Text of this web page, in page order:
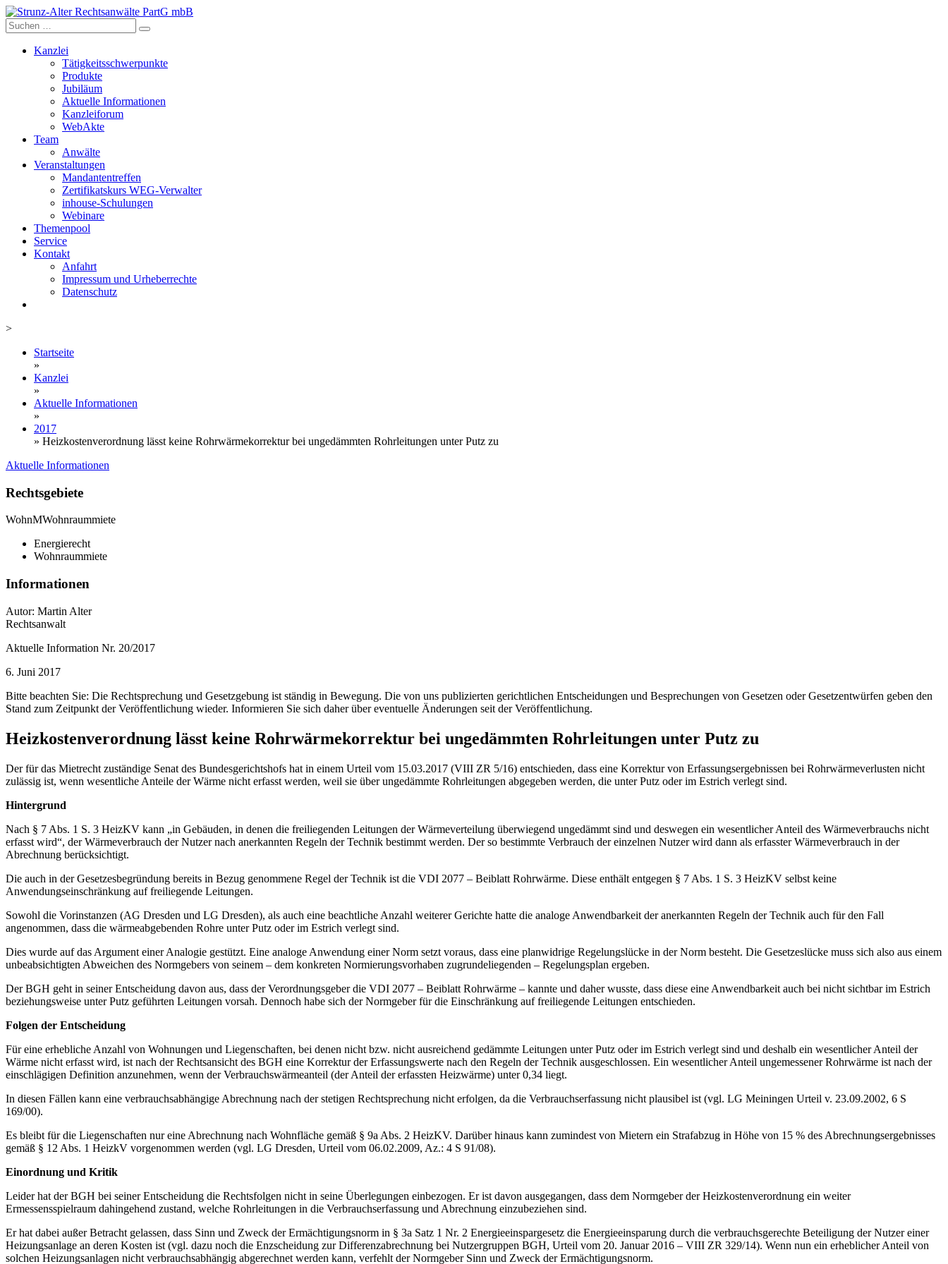
Skip
to
content
Kanzlei
Tätigkeitsschwerpunkte
Produkte
Jubiläum
Aktuelle Informationen
Kanzleiforum
WebAkte
Team
Anwälte
Veranstaltungen
Mandantentreffen
Zertifikatskurs WEG-Verwalter
inhouse-Schulungen
Webinare
Themenpool
Service
Kontakt
Anfahrt
Impressum und Urheberrechte
Datenschutz
>
Startseite
»
Kanzlei
»
Aktuelle Informationen
»
2017
» Heizkostenverordnung lässt keine Rohrwärmekorrektur bei ungedämmten Rohrleitungen unter Putz zu
Aktuelle Informationen
Rechtsgebiete
WohnMWohnraummiete
Energierecht
Wohnraummiete
Informationen
Autor: Martin Alter
Rechtsanwalt
Aktuelle Information Nr. 20/2017
6. Juni 2017
Bitte beachten Sie: Die Rechtsprechung und Gesetzgebung ist ständig in Bewegung. Die von uns publizierten gerichtlichen Entscheidungen und Besprechungen von Gesetzen oder Gesetzentwürfen geben den
Stand zum Zeitpunkt der Veröffentlichung wieder. Informieren Sie sich daher über eventuelle Änderungen seit der Veröffentlichung.
Heizkostenverordnung lässt keine Rohrwärmekorrektur bei ungedämmten Rohrleitungen unter Putz zu
Der für das Mietrecht zuständige Senat des Bundesgerichtshofs hat in einem Urteil vom 15.03.2017 (VIII ZR 5/16) entschieden, dass eine Korrektur von Erfassungsergebnissen bei Rohrwärmeverlusten nicht
zulässig ist, wenn wesentliche Anteile der Wärme nicht erfasst werden, weil sie über ungedämmte Rohrleitungen abgegeben werden, die unter Putz oder im Estrich verlegt sind.
Hintergrund
Nach § 7 Abs. 1 S. 3 HeizKV kann „in Gebäuden, in denen die freiliegenden Leitungen der Wärmeverteilung überwiegend ungedämmt sind und deswegen ein wesentlicher Anteil des Wärmeverbrauchs nicht
erfasst wird“, der Wärmeverbrauch der Nutzer nach anerkannten Regeln der Technik bestimmt werden. Der so bestimmte Verbrauch der einzelnen Nutzer wird dann als erfasster Wärmeverbrauch in der
Abrechnung berücksichtigt.
Die auch in der Gesetzesbegründung bereits in Bezug genommene Regel der Technik ist die VDI 2077 – Beiblatt Rohrwärme. Diese enthält entgegen § 7 Abs. 1 S. 3 HeizKV selbst keine
Anwendungseinschränkung auf freiliegende Leitungen.
Sowohl die Vorinstanzen (AG Dresden und LG Dresden), als auch eine beachtliche Anzahl weiterer Gerichte hatte die analoge Anwendbarkeit der anerkannten Regeln der Technik auch für den Fall
angenommen, dass die wärmeabgebenden Rohre unter Putz oder im Estrich verlegt sind.
Dies wurde auf das Argument einer Analogie gestützt. Eine analoge Anwendung einer Norm setzt voraus, dass eine planwidrige Regelungslücke in der Norm besteht. Die Gesetzeslücke muss sich also aus einem
unbeabsichtigten Abweichen des Normgebers von seinem – dem konkreten Normierungsvorhaben zugrundeliegenden – Regelungsplan ergeben.
Der BGH geht in seiner Entscheidung davon aus, dass der Verordnungsgeber die VDI 2077 – Beiblatt Rohrwärme – kannte und daher wusste, dass diese eine Anwendbarkeit auch bei nicht sichtbar im Estrich
beziehungsweise unter Putz geführten Leitungen vorsah. Dennoch habe sich der Normgeber für die Einschränkung auf freiliegende Leitungen entschieden.
Folgen der Entscheidung
Für eine erhebliche Anzahl von Wohnungen und Liegenschaften, bei denen nicht bzw. nicht ausreichend gedämmte Leitungen unter Putz oder im Estrich verlegt sind und deshalb ein wesentlicher Anteil der
Wärme nicht erfasst wird, ist nach der Rechtsansicht des BGH eine Korrektur der Erfassungswerte nach den Regeln der Technik ausgeschlossen. Ein wesentlicher Anteil ungemessener Rohrwärme ist nach der
einschlägigen Definition anzunehmen, wenn der Verbrauchswärmeanteil (der Anteil der erfassten Heizwärme) unter 0,34 liegt.
In diesen Fällen kann eine verbrauchsabhängige Abrechnung nach der stetigen Rechtsprechung nicht erfolgen, da die Verbrauchserfassung nicht plausibel ist (vgl. LG Meiningen Urteil v. 23.09.2002, 6 S
169/00).
Es bleibt für die Liegenschaften nur eine Abrechnung nach Wohnfläche gemäß § 9a Abs. 2 HeizKV. Darüber hinaus kann zumindest von Mietern ein Strafabzug in Höhe von 15 % des Abrechnungsergebnisses
gemäß § 12 Abs. 1 HeizkV vorgenommen werden (vgl. LG Dresden, Urteil vom 06.02.2009, Az.: 4 S 91/08).
Einordnung und Kritik
Leider hat der BGH bei seiner Entscheidung die Rechtsfolgen nicht in seine Überlegungen einbezogen. Er ist davon ausgegangen, dass dem Normgeber der Heizkostenverordnung ein weiter
Ermessensspielraum dahingehend zustand, welche Rohrleitungen in die Verbrauchserfassung und Abrechnung einzubeziehen sind.
Er hat dabei außer Betracht gelassen, dass Sinn und Zweck der Ermächtigungsnorm in § 3a Satz 1 Nr. 2 Energieeinspargesetz die Energieeinsparung durch die verbrauchsgerechte Beteiligung der Nutzer einer
Heizungsanlage an deren Kosten ist (vgl. dazu noch die Enzscheidung zur Differenzabrechnung bei Nutzergruppen BGH, Urteil vom 20. Januar 2016 – VIII ZR 329/14). Wenn nun ein erheblicher Anteil von
solchen Heizungsanlagen nicht verbrauchsabhängig abgerechnet werden kann, verfehlt der Normgeber Sinn und Zweck der Ermächtigungsnorm.